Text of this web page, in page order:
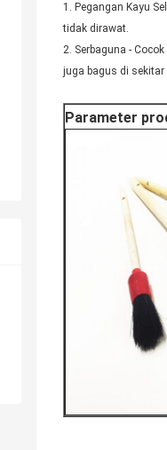
1. Pegangan Kayu
tidak dirawat.
2. Serbaguna -
juga bagus di
Parameter